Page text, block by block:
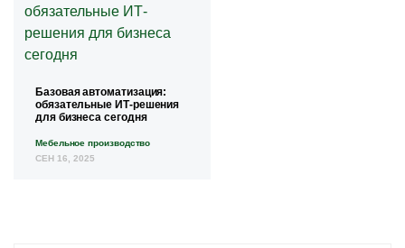
Базовая автоматизация:
обязательные ИТ-решения
для бизнеса сегодня
Мебельное производство
СЕН 16, 2025